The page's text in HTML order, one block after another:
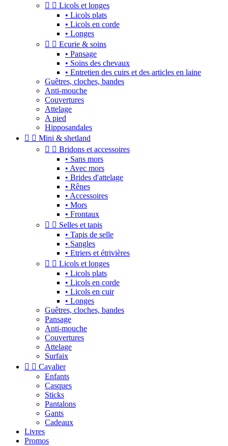
  Licols et longes
• Licols plats
• Licols en corde
• Longes
  Ecurie & soins
• Pansage
• Soins des chevaux
• Entretien des cuirs et des articles en laine
Guêtres, cloches, bandes
Anti-mouche
Couvertures
Attelage
A pied
Hipposandales
  Mini & shetland
  Bridons et accessoires
• Sans mors
• Avec mors
• Brides d'attelage
• Rênes
• Accessoires
• Mors
• Frontaux
  Selles et tapis
• Tapis de selle
• Sangles
• Etriers et étrivières
  Licols et longes
• Licols plats
• Licols en corde
• Licols en cuir
• Longes
Guêtres, cloches, bandes
Pansage
Anti-mouche
Couvertures
Attelage
Surfaix
  Cavalier
Enfants
Casques
Sticks
Pantalons
Gants
Cadeaux
Livres
Promos